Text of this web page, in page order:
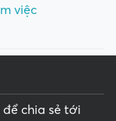
việc
chia sẻ tới